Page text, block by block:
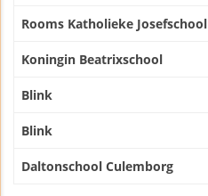
Rooms Katholieke Josefschool
Koningin Beatrixschool
Blink
Blink
Daltonschool Culemborg